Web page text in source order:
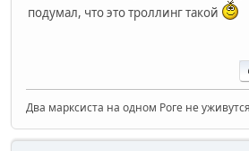
подумал, что это троллинг такой
Два марксиста на одном Роге не